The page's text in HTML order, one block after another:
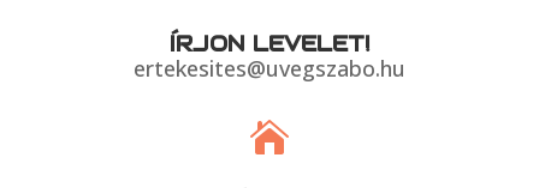
ÍRJON LEVELET!
ertekesites@uvegszabo.hu
